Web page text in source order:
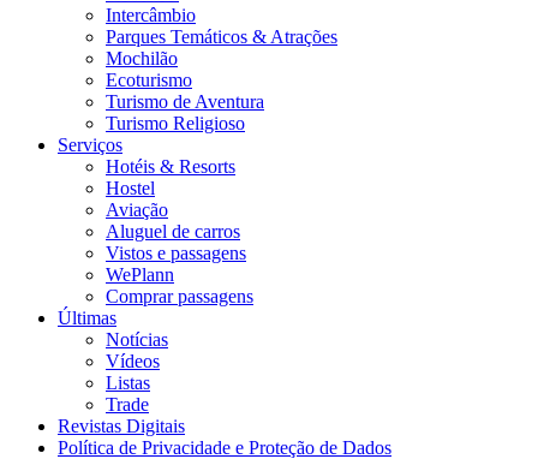
Intercâmbio
Parques Temáticos & Atrações
Mochilão
Ecoturismo
Turismo de Aventura
Turismo Religioso
Serviços
Hotéis & Resorts
Hostel
Aviação
Aluguel de carros
Vistos e passagens
WePlann
Comprar passagens
Últimas
Notícias
Vídeos
Listas
Trade
Revistas Digitais
Política de Privacidade e Proteção de Dados